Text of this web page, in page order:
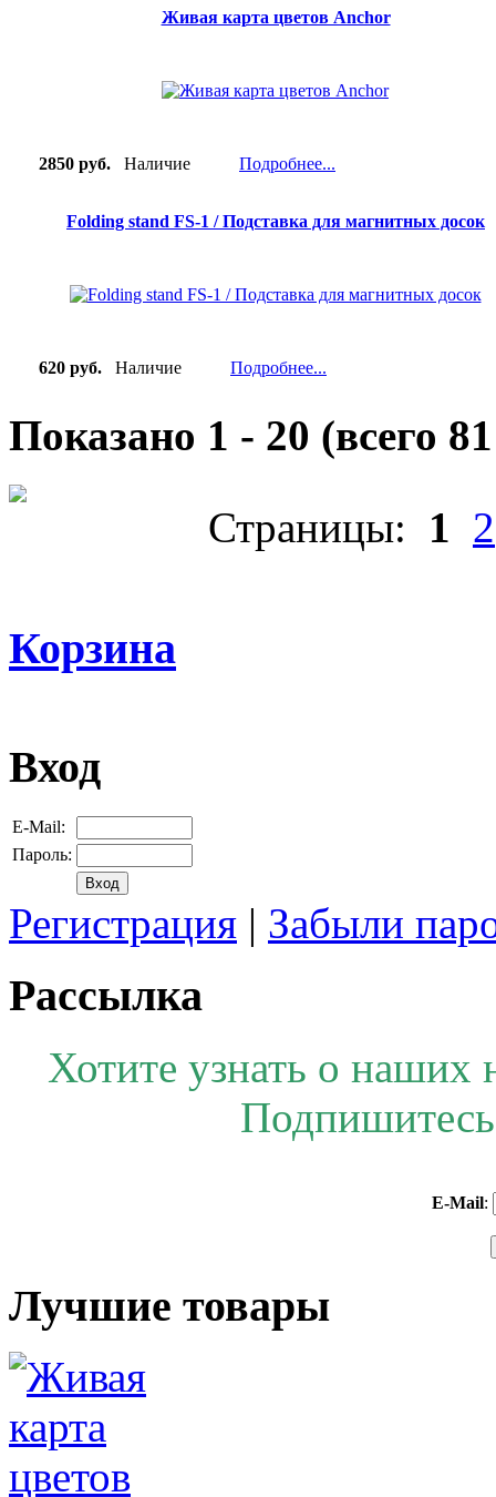
Живая карта цветов Anchor
2850 руб. Наличие Подробнее...
Folding stand FS-1 / Подставка для магнитных досок
620 руб. Наличие Подробнее...
Показано 1 - 20 (всего 81
Страницы: 1 2
Корзина
Вход
E-Mail:
Пароль:
Регистрация | Забыли
Рассылка
Хотите узнать о наших
E-Mail:
Лучшие товары